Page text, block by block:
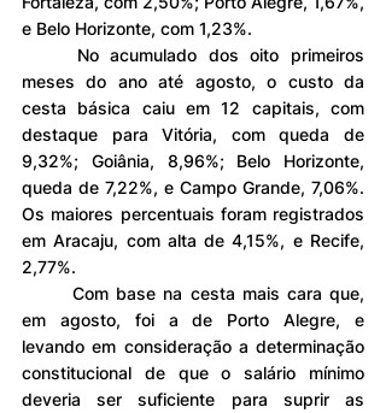
e Belo Horizonte, com 1,23%.
meses do ano até agosto, o custo da
cesta básica caiu em 12 capitais, com
destaque para Vitória, com queda de
9,32%; Goiânia, 8,96%; Belo Horizonte,
queda de 7,22%, e Campo Grande, 7,06%.
Os maiores percentuais foram registrados
em Aracaju, com alta de 4,15%, e Recife,
2,77%.
	Com base na cesta mais cara que,
em agosto, foi a de Porto Alegre, e
levando em consideração a determinação
constitucional de que o salário mínimo
deveria ser suficiente para suprir as